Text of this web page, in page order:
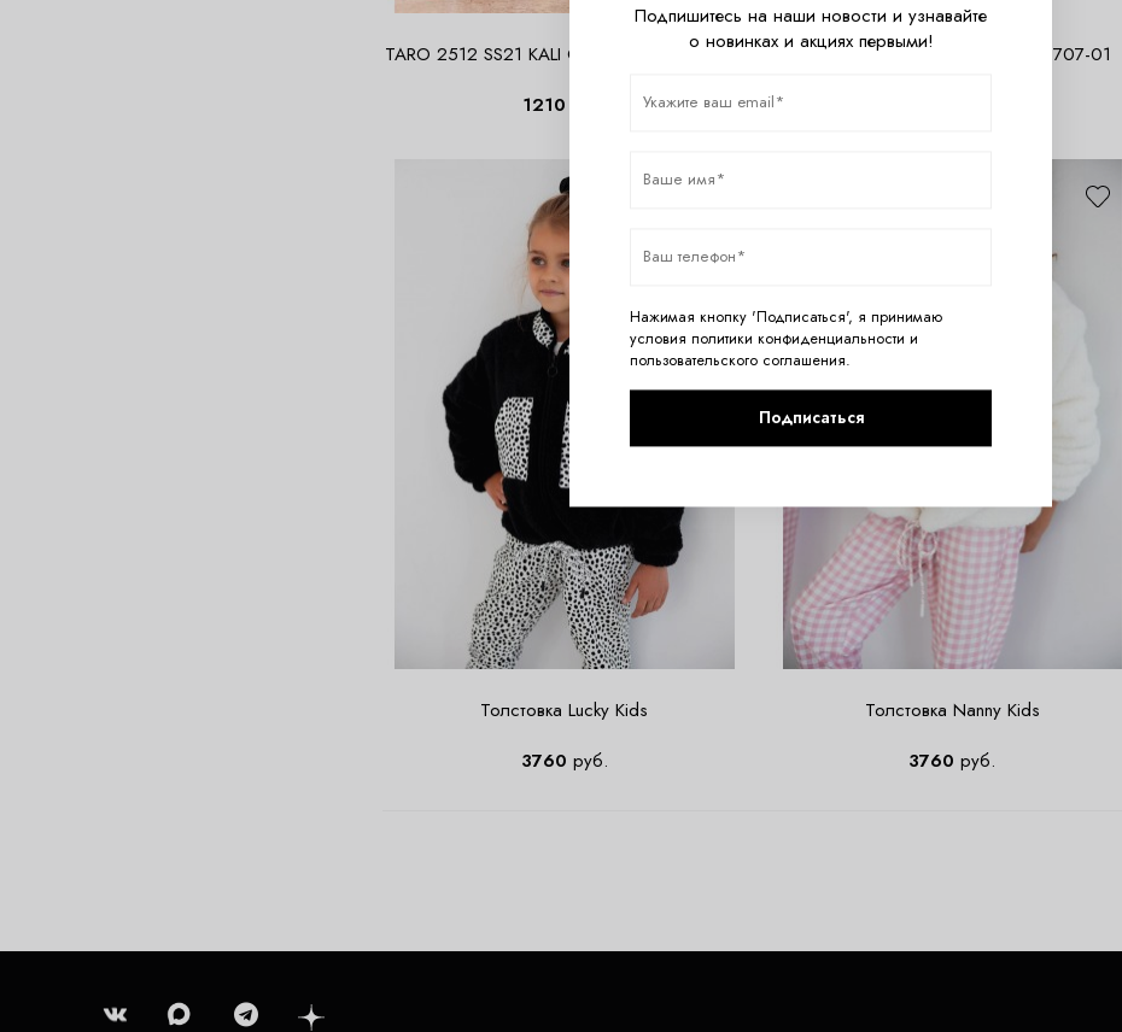
TARO 2512 SS21 KALI Сорочка для девочек
1210
Детская сорочка 22S Natasza 2707-01
Толстовка Lucky Kids
3760 руб.
Толстовка Nanny Kids
3760 руб.
Подпишитесь на наши новости и узнавайте
о новинках и акциях первыми!
Нажимая кнопку 'Подписаться', я принимаю
условия политики конфиденциальности и
пользовательского соглашения.
Подписаться